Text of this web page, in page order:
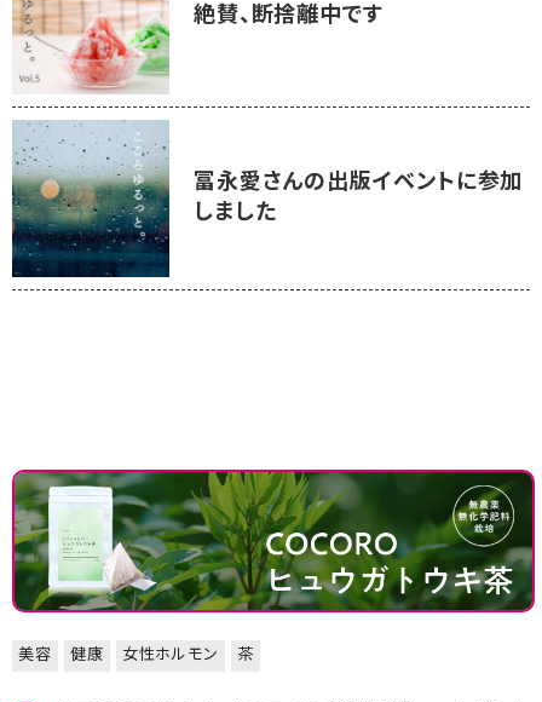
絶賛、断捨離中です
冨永愛さんの出版イベントに参加
しました
美容 健康 女性ホルモン 茶